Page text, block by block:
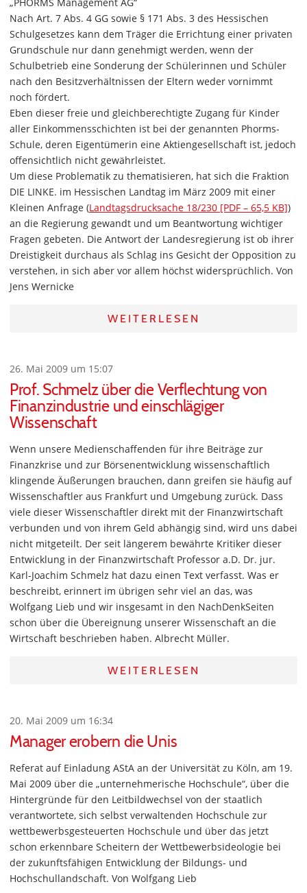
Nach Art. 7 Abs. 4 GG sowie § 171 Abs. 3 des Hessischen
Schulgesetzes kann dem Träger die Errichtung einer privaten
Grundschule nur dann genehmigt werden, wenn der
Schulbetrieb eine Sonderung der Schülerinnen und Schüler
nach den Besitzverhältnissen der Eltern weder vornimmt
noch fördert.
Eben dieser freie und gleichberechtigte Zugang für Kinder
aller Einkommensschichten ist bei der genannten Phorms-
Schule, deren Eigentümerin eine Aktiengesellschaft ist, jedoch
offensichtlich nicht gewährleistet.
Um diese Problematik zu thematisieren, hat sich die Fraktion
DIE LINKE. im Hessischen Landtag im März 2009 mit einer
Kleinen Anfrage (Landtagsdrucksache 18/230 [PDF – 65,5 KB])
an die Regierung gewandt und um Beantwortung wichtiger
Fragen gebeten. Die Antwort der Landesregierung ist ob ihrer
Dreistigkeit durchaus als Schlag ins Gesicht der Opposition zu
verstehen, in sich aber vor allem höchst widersprüchlich. Von
Jens Wernicke
WEITERLESEN
26. Mai 2009 um 15:07
Prof. Schmelz über die Verflechtung von
Finanzindustrie und einschlägiger
Wissenschaft
Wenn unsere Medienschaffenden für ihre Beiträge zur
Finanzkrise und zur Börsenentwicklung wissenschaftlich
klingende Äußerungen brauchen, dann greifen sie häufig auf
Wissenschaftler aus Frankfurt und Umgebung zurück. Dass
viele dieser Wissenschaftler direkt mit der Finanzwirtschaft
verbunden und von ihrem Geld abhängig sind, wird uns dabei
nicht mitgeteilt. Der seit längerem bewährte Kritiker dieser
Entwicklung in der Finanzwirtschaft Professor a.D. Dr. jur.
Karl-Joachim Schmelz hat dazu einen Text verfasst. Was er
beschreibt, erinnert im übrigen sehr viel an das, was
Wolfgang Lieb und wir insgesamt in den NachDenkSeiten
schon über die Übereignung unserer Wissenschaft an die
Wirtschaft beschrieben haben. Albrecht Müller.
WEITERLESEN
20. Mai 2009 um 16:34
Manager erobern die Unis
Referat auf Einladung AStA an der Universität zu Köln, am 19.
Mai 2009 über die „unternehmerische Hochschule“, über die
Hintergründe für den Leitbildwechsel von der staatlich
verantwortete, sich selbst verwaltenden Hochschule zur
wettbewerbsgesteuerten Hochschule und über das jetzt
schon erkennbare Scheitern der Wettbewerbsideologie bei
der zukunftsfähigen Entwicklung der Bildungs- und
Hochschullandschaft. Von Wolfgang Lieb